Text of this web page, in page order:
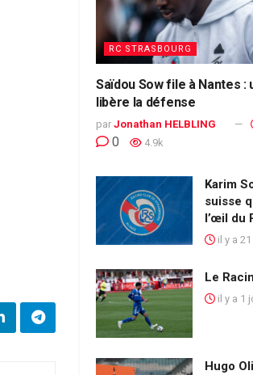
RC STRASBOURG
Saïdou Sow file à Nantes :
libère la défense
par Jonathan HELBLING
0 4.9k
Karim
suisse
l’œil du
il y a
Le
il y a 1
Hugo